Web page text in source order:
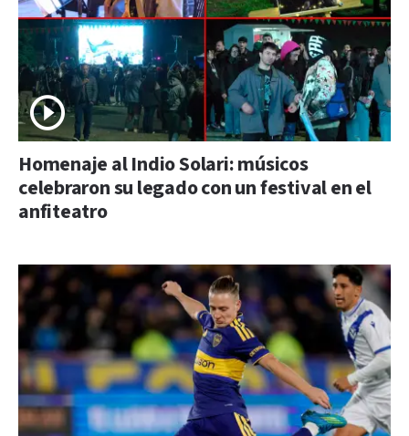
Homenaje al Indio Solari: músicos
celebraron su legado con un festival en el
anfiteatro